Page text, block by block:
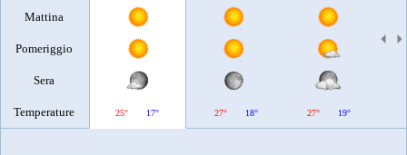
Mattina
Pomeriggio
Sera
Temperature 25° 17° 27° 18° 27° 19°